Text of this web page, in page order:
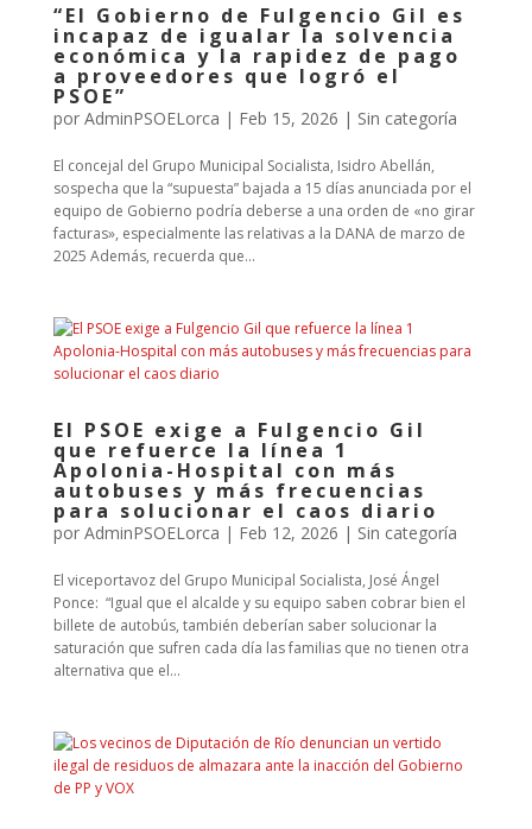
“El Gobierno de Fulgencio Gil es
incapaz de igualar la solvencia
económica y la rapidez de pago
a proveedores que logró el
PSOE”
por AdminPSOELorca | Feb 15, 2026 | Sin categoría
El concejal del Grupo Municipal Socialista, Isidro Abellán,
sospecha que la “supuesta” bajada a 15 días anunciada por el
equipo de Gobierno podría deberse a una orden de «no girar
facturas», especialmente las relativas a la DANA de marzo de
2025 Además, recuerda que...
El PSOE exige a Fulgencio Gil
que refuerce la línea 1
Apolonia-Hospital con más
autobuses y más frecuencias
para solucionar el caos diario
por AdminPSOELorca | Feb 12, 2026 | Sin categoría
El viceportavoz del Grupo Municipal Socialista, José Ángel
Ponce: “Igual que el alcalde y su equipo saben cobrar bien el
billete de autobús, también deberían saber solucionar la
saturación que sufren cada día las familias que no tienen otra
alternativa que el...